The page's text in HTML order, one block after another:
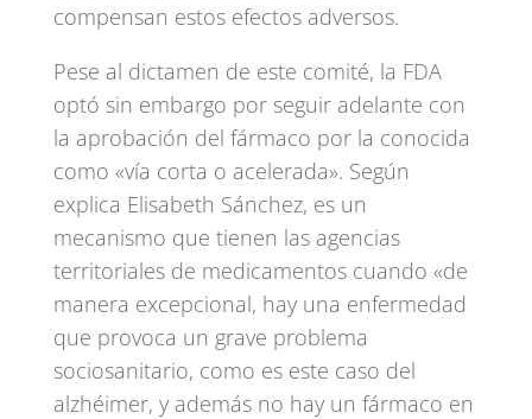
compensan estos efectos adversos.
Pese al dictamen de este comité, la FDA
optó sin embargo por seguir adelante con
la aprobación del fármaco por la conocida
como «vía corta o acelerada». Según
explica Elisabeth Sánchez, es un
mecanismo que tienen las agencias
territoriales de medicamentos cuando «de
manera excepcional, hay una enfermedad
que provoca un grave problema
sociosanitario, como es este caso del
alzhéimer, y además no hay un fármaco en